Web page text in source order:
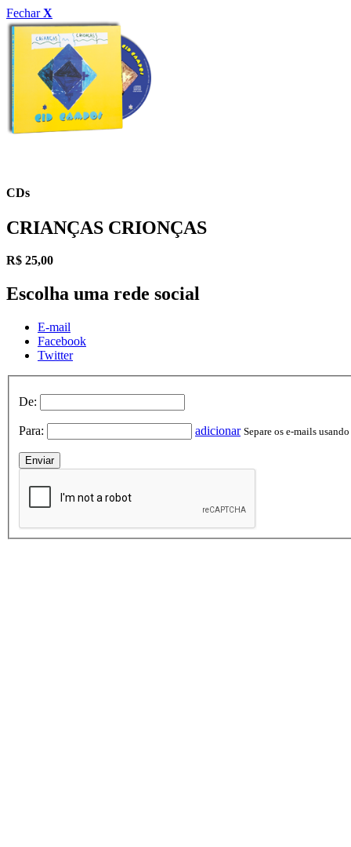
FecharX
CDs
CRIANÇAS CRIONÇAS
R$ 25,00
Escolha uma rede social
E-mail
Facebook
Twitter
De:
Para: adicionar Separe os e-mails